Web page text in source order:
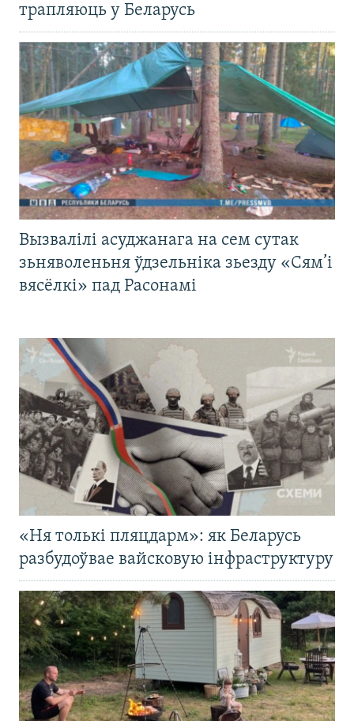
трапляюць у Беларусь
Вызвалілі асуджанага на сем сутак
зьняволеньня ўдзельніка зьезду «Сям’і
вясёлкі» пад Расонамі
«Ня толькі пляцдарм»: як Беларусь
разбудоўвае вайсковую інфраструктуру